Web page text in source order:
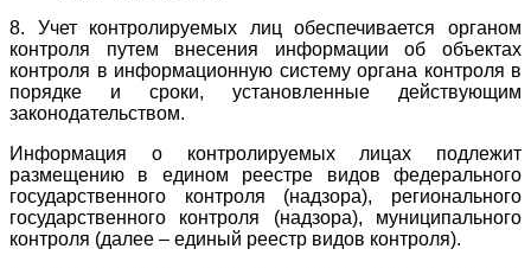
8. Учет контролируемых лиц обеспечивается органом
контроля путем внесения информации об объектах
контроля в информационную систему органа контроля в
порядке и сроки, установленные действующим
законодательством.
Информация о контролируемых лицах подлежит
размещению в едином реестре видов федерального
государственного контроля (надзора), регионального
государственного контроля (надзора), муниципального
контроля (далее – единый реестр видов контроля).